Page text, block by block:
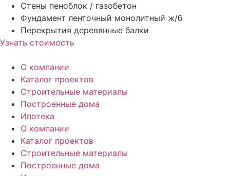
Стены пеноблок / газобетон
Фундамент ленточный монолитный ж/б
Перекрытия деревянные балки
Узнать стоимость
О компании
Каталог проектов
Строительные материалы
Построенные дома
Ипотека
О компании
Каталог проектов
Строительные материалы
Построенные дома